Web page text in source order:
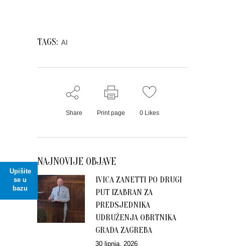
Upišite
se u
bazu
TAGS: AI
Share Print page 0 Likes
NAJNOVIJE OBJAVE
IVICA ZANETTI PO DRUGI
PUT IZABRAN ZA
PREDSJEDNIKA
UDRUŽENJA OBRTNIKA
GRADA ZAGREBA
30 lipnja, 2026